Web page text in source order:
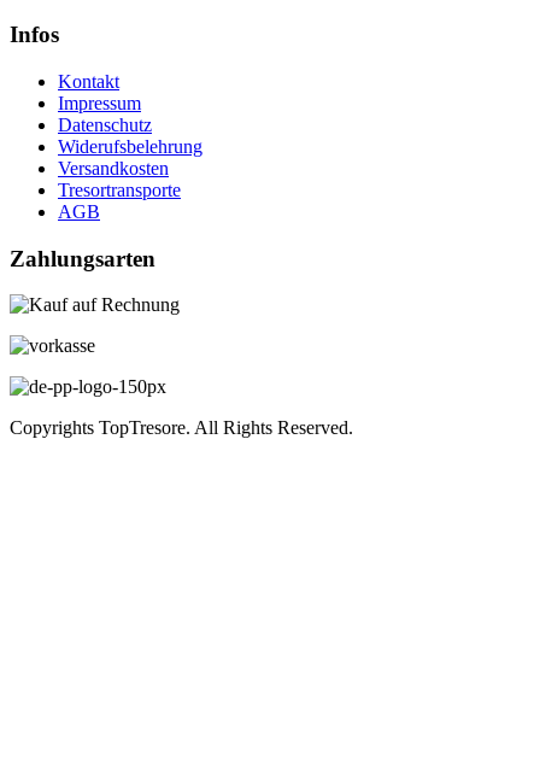
Infos
Kontakt
Impressum
Datenschutz
Widerufsbelehrung
Versandkosten
Tresortransporte
AGB
Zahlungsarten
Copyrights TopTresore. All Rights Reserved.